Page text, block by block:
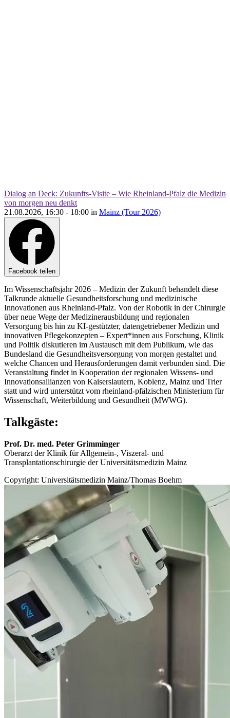
Dialog an Deck: Zukunfts-Visite – Wie Rheinland-Pfalz die Medizin
von morgen neu denkt
21.08.2026, 16:30 - 18:00 in Mainz (Tour 2026)
Facebook teilen
Im Wissenschaftsjahr 2026 – Medizin der Zukunft behandelt diese
Talkrunde aktuelle Gesundheitsforschung und medizinische
Innovationen aus Rheinland-Pfalz. Von der Robotik in der Chirurgie
über neue Wege der Medizinerausbildung und regionalen
Versorgung bis hin zu KI-gestützter, datengetriebener Medizin und
innovativen Pflegekonzepten – Expert*innen aus Forschung, Klinik
und Politik diskutieren im Austausch mit dem Publikum, wie das
Bundesland die Gesundheitsversorgung von morgen gestaltet und
welche Chancen und Herausforderungen damit verbunden sind. Die
Veranstaltung findet in Kooperation der regionalen Wissens- und
Innovationsallianzen von Kaiserslautern, Koblenz, Mainz und Trier
statt und wird unterstützt vom rheinland-pfälzischen Ministerium für
Wissenschaft, Weiterbildung und Gesundheit (MWWG).
Talkgäste:
Prof. Dr. med. Peter Grimminger
Oberarzt der Klinik für Allgemein-, Viszeral- und
Transplantationschirurgie der Universitätsmedizin Mainz
Copyright: Universitätsmedizin Mainz/Thomas Boehm